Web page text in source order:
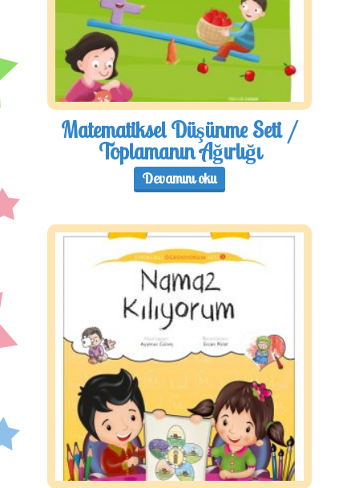
Matematiksel Düşünme Seti /
Toplamanın Ağırlığı
Devamını oku